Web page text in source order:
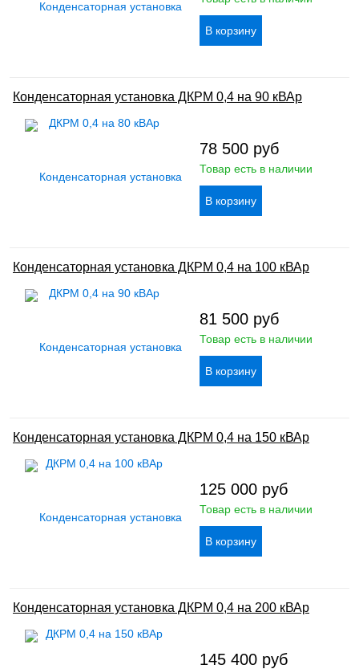
Конденсаторная установка ДКРМ 0,4 на 90 кВАр
78 500 руб
Товар есть в наличии
Конденсаторная установка ДКРМ 0,4 на 100 кВАр
81 500 руб
Товар есть в наличии
Конденсаторная установка ДКРМ 0,4 на 150 кВАр
125 000 руб
Товар есть в наличии
Конденсаторная установка ДКРМ 0,4 на 200 кВАр
145 400 руб